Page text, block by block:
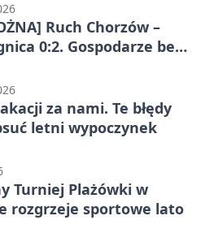
Ruch Chorzów –
0:2. Gospodarze bez
za nami. Te błędy
letni wypoczynek
Turniej Plażówki w
rozgrzeje sportowe lato